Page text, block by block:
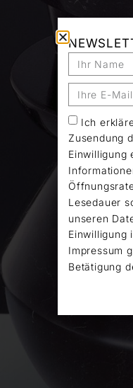
Ich
Zusendung
Einwilligung
Lesedauer
unseren
Einwilligung
Impressum
Betätigung